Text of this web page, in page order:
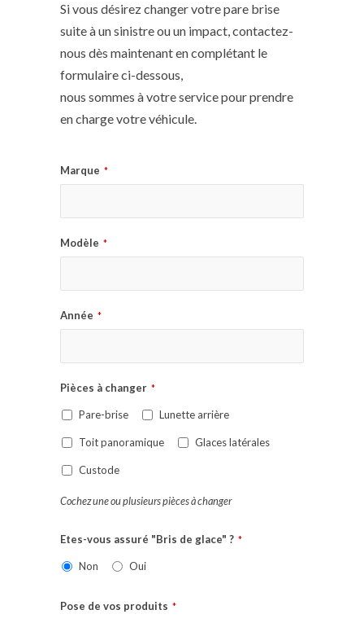
Si vous désirez changer votre pare brise
suite à un sinistre ou un impact, contactez-
nous dès maintenant en complétant le
formulaire ci-dessous,
nous sommes à votre service pour prendre
en charge votre véhicule.
Marque *
Modèle *
Année *
Pièces à changer *
Pare-brise Lunette arrière
Toit panoramique Glaces latérales
Custode
Cochez une ou plusieurs pièces à changer
Etes-vous assuré "Bris de glace" ? *
Non Oui
Pose de vos produits *